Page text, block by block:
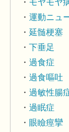
モヤモヤ
運動ニュ
延髄梗塞
下垂足
過食症
過食嘔吐
過敏性腸
過眠症
眼瞼痙攣